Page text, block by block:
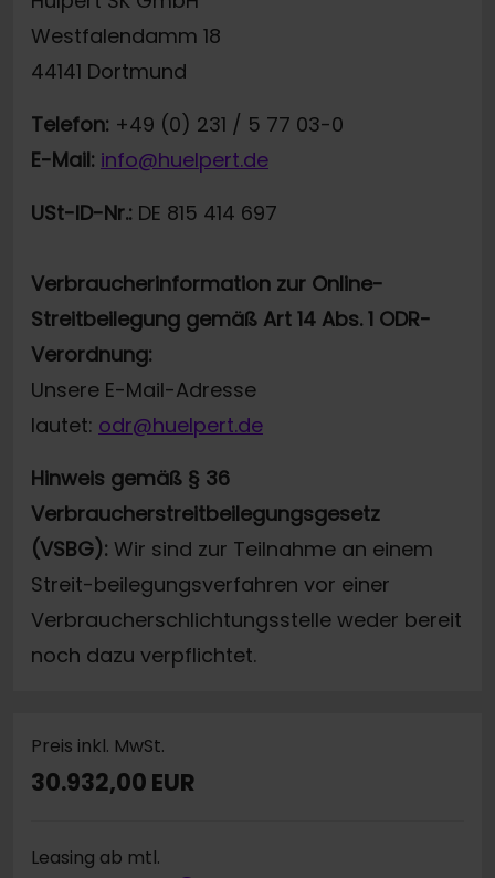
Westfalendamm 18
44141 Dortmund
Telefon: +49 (0) 231 / 5 77 03-0
E-Mail: info@huelpert.de
USt-ID-Nr.: DE 815 414 697
Verbraucherinformation zur Online-
Streitbeilegung gemäß Art 14 Abs. 1 ODR-
Verordnung:
Unsere E-Mail-Adresse
lautet: odr@huelpert.de
Hinweis gemäß § 36
Verbraucherstreitbeilegungsgesetz
(VSBG): Wir sind zur Teilnahme an einem
Streit-beilegungsverfahren vor einer
Verbraucherschlichtungsstelle weder bereit
noch dazu verpflichtet.
Preis inkl. MwSt.
30.932,00 EUR
Leasing ab mtl.